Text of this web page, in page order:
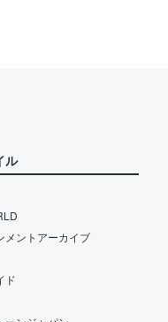
ル
メントアーカイブ
ド